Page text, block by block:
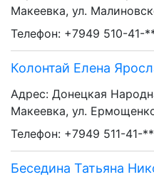
Макеевка, ул.
Телефон: +7949 510-41-
Колонтай Елена
Адрес: Донецкая
Макеевка, ул.
Телефон: +7949 511-41-**
Беседина Татьяна